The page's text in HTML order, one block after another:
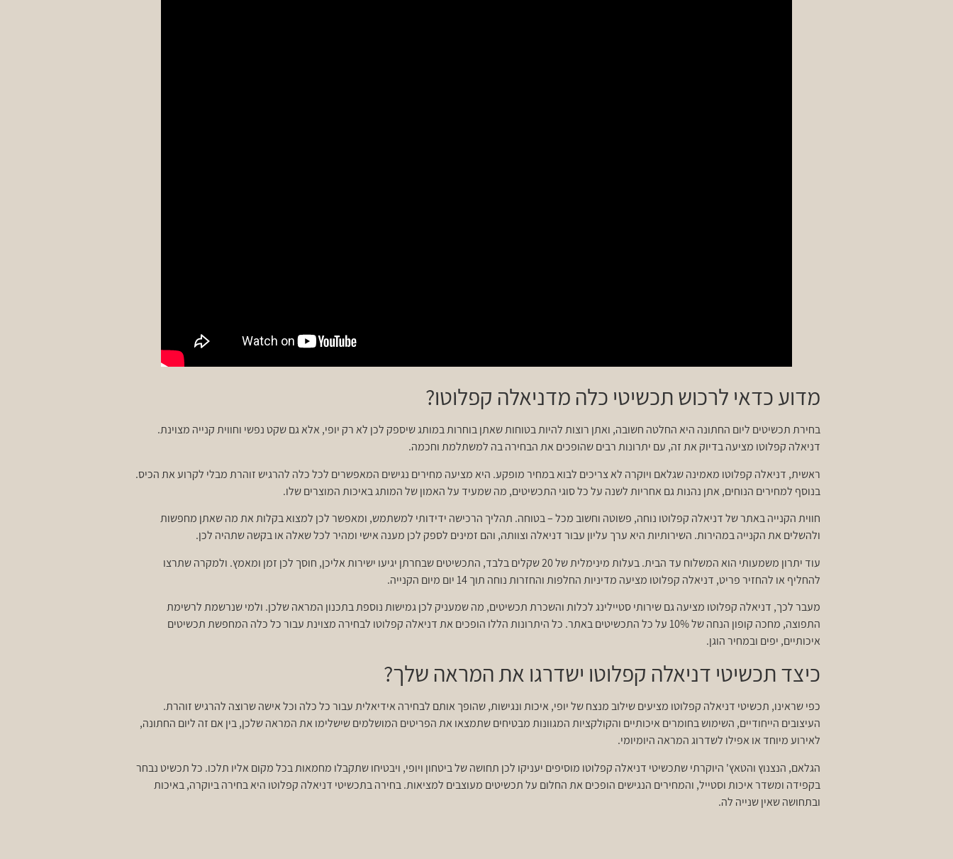
מדוע כדאי לרכוש תכשיטי כלה מדניאלה קפלוטו?
בחירת תכשיטים ליום החתונה היא החלטה חשובה, ואתן רוצות להיות בטוחות שאתן בוחרות במותג שיספק לכן לא רק יופי, אלא גם שקט נפשי וחווית קנייה מצוינת.
דניאלה קפלוטו מציעה בדיוק את זה, עם יתרונות רבים שהופכים את הבחירה בה למשתלמת וחכמה.
ראשית, דניאלה קפלוטו מאמינה שגלאם ויוקרה לא צריכים לבוא במחיר מופקע. היא מציעה מחירים נגישים המאפשרים לכל כלה להרגיש זוהרת מבלי לקרוע את הכיס.
בנוסף למחירים הנוחים, אתן נהנות גם אחריות לשנה על כל סוגי התכשיטים, מה שמעיד על האמון של המותג באיכות המוצרים שלו.
חווית הקנייה באתר של דניאלה קפלוטו נוחה, פשוטה וחשוב מכל – בטוחה. תהליך הרכישה ידידותי למשתמש, ומאפשר לכן למצוא בקלות את מה שאתן מחפשות
ולהשלים את הקנייה במהירות. השירותיות היא ערך עליון עבור דניאלה וצוותה, והם זמינים לספק לכן מענה אישי ומהיר לכל שאלה או בקשה שתהיה לכן.
עוד יתרון משמעותי הוא המשלוח עד הבית. בעלות מינימלית של 20 שקלים בלבד, התכשיטים שבחרתן יגיעו ישירות אליכן, חוסך לכן זמן ומאמץ. ולמקרה שתרצו
להחליף או להחזיר פריט, דניאלה קפלוטו מציעה מדיניות החלפות והחזרות נוחה תוך 14 יום מיום הקנייה.
מעבר לכך, דניאלה קפלוטו מציעה גם שירותי סטיילינג לכלות והשכרת תכשיטים, מה שמעניק לכן גמישות נוספת בתכנון המראה שלכן. ולמי שנרשמת לרשימת
התפוצה, מחכה קופון הנחה של 10% על כל התכשיטים באתר. כל היתרונות הללו הופכים את דניאלה קפלוטו לבחירה מצוינת עבור כל כלה המחפשת תכשיטים
איכותיים, יפים ובמחיר הוגן.
כיצד תכשיטי דניאלה קפלוטו ישדרגו את המראה שלך?
כפי שראינו, תכשיטי דניאלה קפלוטו מציעים שילוב מנצח של יופי, איכות ונגישות, שהופך אותם לבחירה אידיאלית עבור כל כלה וכל אישה שרוצה להרגיש זוהרת.
העיצובים הייחודיים, השימוש בחומרים איכותיים והקולקציות המגוונות מבטיחים שתמצאו את הפריטים המושלמים שישלימו את המראה שלכן, בין אם זה ליום החתונה,
לאירוע מיוחד או אפילו לשדרוג המראה היומיומי.
הגלאם, הנצנוץ והטאץ' היוקרתי שתכשיטי דניאלה קפלוטו מוסיפים יעניקו לכן תחושה של ביטחון ויופי, ויבטיחו שתקבלו מחמאות בכל מקום אליו תלכו. כל תכשיט נבחר
בקפידה ומשדר איכות וסטייל, והמחירים הנגישים הופכים את החלום על תכשיטים מעוצבים למציאות. בחירה בתכשיטי דניאלה קפלוטו היא בחירה ביוקרה, באיכות
ובתחושה שאין שנייה לה.